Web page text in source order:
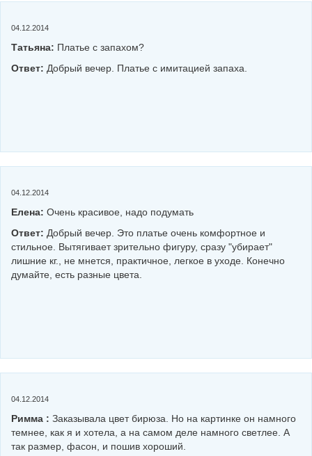
04.12.2014
Татьяна: Платье с запахом?
Ответ: Добрый вечер. Платье с имитацией запаха.
04.12.2014
Елена: Очень красивое, надо подумать
Ответ: Добрый вечер. Это платье очень комфортное и
стильное. Вытягивает зрительно фигуру, сразу "убирает"
лишние кг., не мнется, практичное, легкое в уходе. Конечно
думайте, есть разные цвета.
04.12.2014
Римма : Заказывала цвет бирюза. Но на картинке он намного
темнее, как я и хотела, а на самом деле намного светлее. А
так размер, фасон, и пошив хороший.